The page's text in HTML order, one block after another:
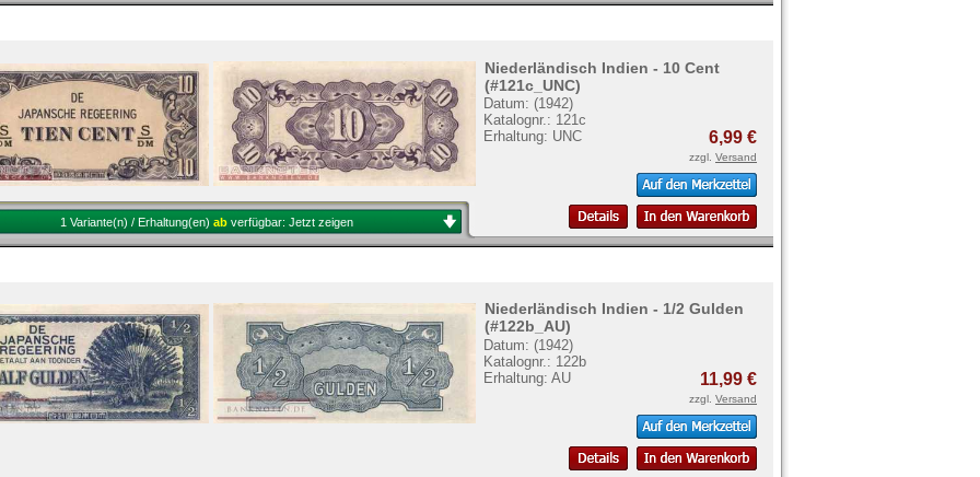
Niederländisch Indien - 10 Cent
(#121c_UNC)
Datum: (1942)
Katalognr.: 121c
Erhaltung: UNC
6,99 €
zzgl. Versand
1 Variante(n) / Erhaltung(en) ab verfügbar: Jetzt zeigen
Niederländisch Indien - 1/2 Gulden
(#122b_AU)
Datum: (1942)
Katalognr.: 122b
Erhaltung: AU
11,99 €
zzgl. Versand